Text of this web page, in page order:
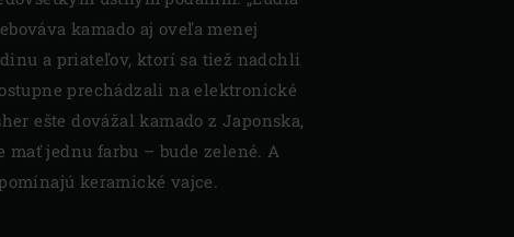
kamado aj oveľa menej
a priateľov, ktorí sa tiež nadchli
prechádzali na elektronické
ešte dovážal kamado z Japonska,
mať jednu farbu – bude zelené. A
keramické vajce.